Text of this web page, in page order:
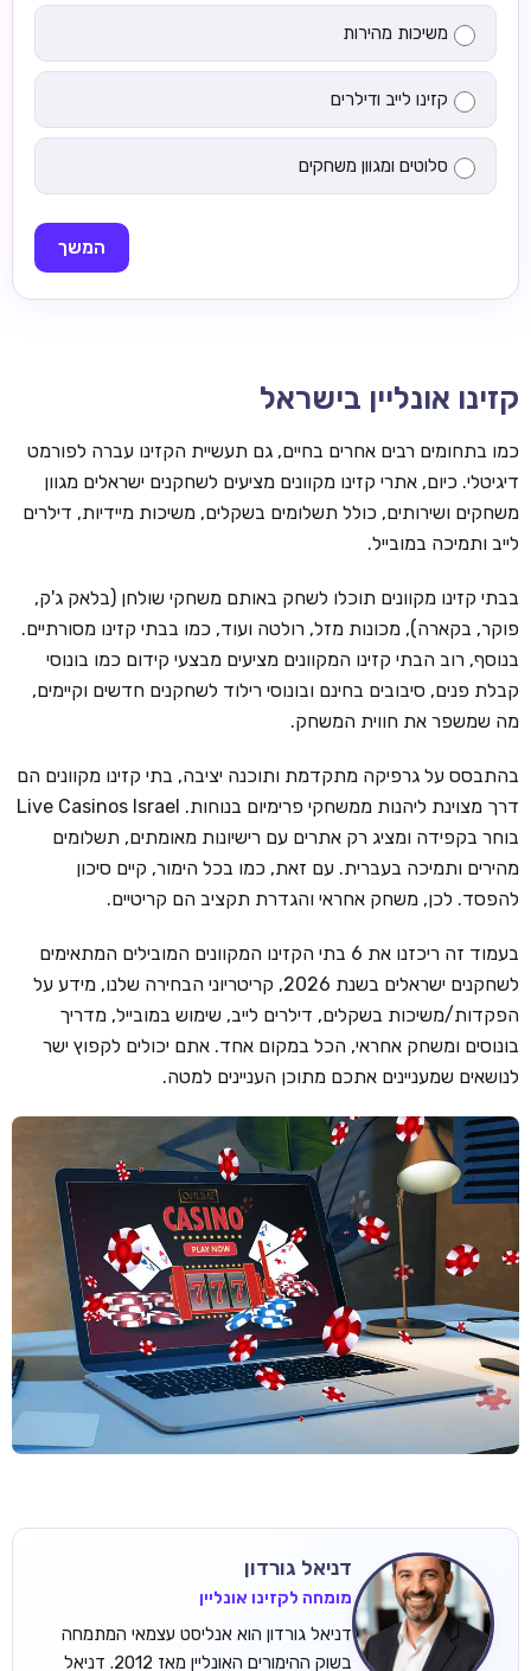
משיכות מהירות
קזינו לייב ודילרים
סלוטים ומגוון משחקים
המשך
קזינו אונליין בישראל
כמו בתחומים רבים אחרים בחיים, גם תעשיית הקזינו עברה לפורמט
דיגיטלי. כיום, אתרי קזינו מקוונים מציעים לשחקנים ישראלים מגוון
משחקים ושירותים, כולל תשלומים בשקלים, משיכות מיידיות, דילרים
לייב ותמיכה במובייל.
בבתי קזינו מקוונים תוכלו לשחק באותם משחקי שולחן (בלאק ג'ק,
פוקר, בקארה), מכונות מזל, רולטה ועוד, כמו בבתי קזינו מסורתיים.
בנוסף, רוב הבתי קזינו המקוונים מציעים מבצעי קידום כמו בונוסי
קבלת פנים, סיבובים בחינם ובונוסי רילוד לשחקנים חדשים וקיימים,
מה שמשפר את חווית המשחק.
בהתבסס על גרפיקה מתקדמת ותוכנה יציבה, בתי קזינו מקוונים הם
דרך מצוינת ליהנות ממשחקי פרימיום בנוחות. Live Casinos Israel
בוחר בקפידה ומציג רק אתרים עם רישיונות מאומתים, תשלומים
מהירים ותמיכה בעברית. עם זאת, כמו בכל הימור, קיים סיכון
להפסד. לכן, משחק אחראי והגדרת תקציב הם קריטיים.
בעמוד זה ריכזנו את 6 בתי הקזינו המקוונים המובילים המתאימים
לשחקנים ישראלים בשנת 2026, קריטריוני הבחירה שלנו, מידע על
הפקדות/משיכות בשקלים, דילרים לייב, שימוש במובייל, מדריך
בונוסים ומשחק אחראי, הכל במקום אחד. אתם יכולים לקפוץ ישר
לנושאים שמעניינים אתכם מתוכן העניינים למטה.
דניאל גורדון
מומחה לקזינו אונליין
דניאל גורדון הוא אנליסט עצמאי המתמחה
בשוק ההימורים האונליין מאז 2012. דניאל